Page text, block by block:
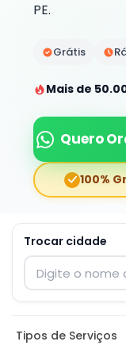
PE.
Grátis
Mais de
Quero
100%
Trocar cidade
Digite o nome da
Tipos de Serviços